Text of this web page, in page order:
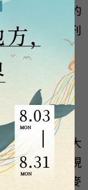
2000）。他的
美洲歷史期刊
畢業於淡江大
究所碩士，現
髮女子》（麥